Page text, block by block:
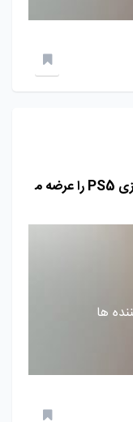
سازندگان Spider-Man 2: ما بهترین بازی PS5 را عرضه م
ها